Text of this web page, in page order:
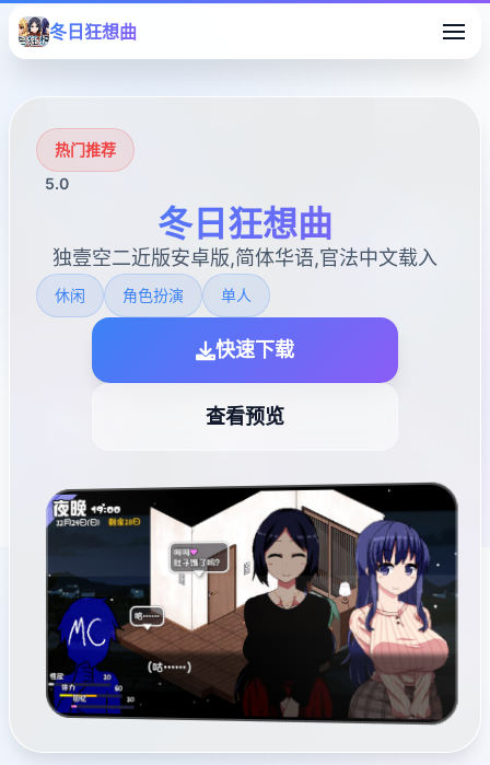
冬日狂想曲
热门推荐
5.0
冬日狂想曲
独壹空二近版安卓版,简体华语,官法中文载入
休闲 角色扮演 单人
快速下载
查看预览